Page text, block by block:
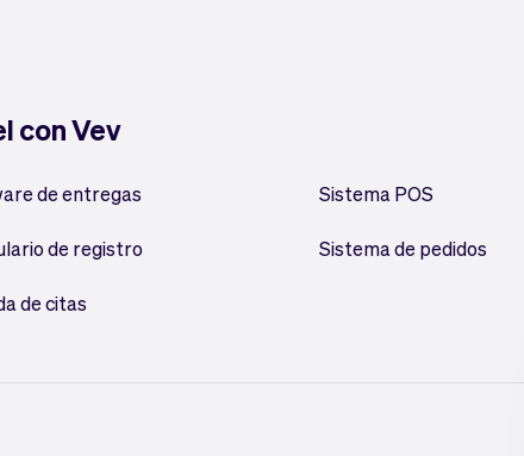
con Vev
de entregas Sistema POS
de registro Sistema de pedidos
de citas